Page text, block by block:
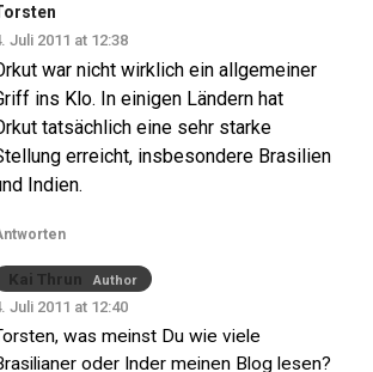
Juli 2011 at 12:38
war nicht wirklich ein allgemeiner
ins Klo. In einigen Ländern hat
tatsächlich eine sehr starke
erreicht, insbesondere Brasilien
Indien.
Kai Thrun Author
Juli 2011 at 12:40
was meinst Du wie viele
oder Inder meinen Blog lesen?